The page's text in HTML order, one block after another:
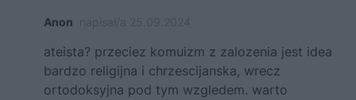
Anon
ateista? przeciez komuizm z zalozenia jest idea
bardzo religijna i chrzescijanska, wrecz
ortodoksyjna pod tym wzgledem. warto